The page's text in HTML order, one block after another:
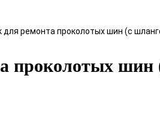
для ремонта проколотых шин (с
проколотых шин